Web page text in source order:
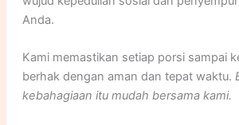
Anda.
Kami memastikan setiap porsi sampai
berhak dengan aman dan tepat waktu.
kebahagiaan itu mudah bersama kami.